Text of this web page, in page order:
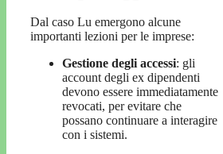
Dal caso Lu emergono alcune
importanti lezioni per le imprese:
Gestione degli accessi: gli
account degli ex dipendenti
devono essere immediatamente
revocati, per evitare che
possano continuare a interagire
con i sistemi.